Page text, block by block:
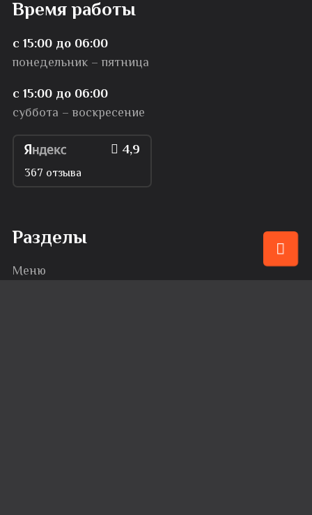
Время работы
с 15:00 до 06:00
понедельник – пятница
с 15:00 до 06:00
суббота – воскресение
4,9
367 отзыва
Разделы
Меню